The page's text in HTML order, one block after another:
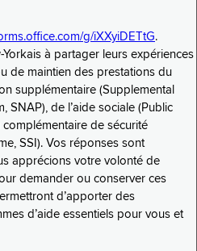
g/iXXyiDETtG.
à partager leurs expériences
de maintien des prestations du
supplémentaire (Supplemental
SNAP), de l’aide sociale (Public
de sécurité
SSI). Vos réponses sont
apprécions votre volonté de
demander ou conserver ces
d’apporter des
d’aide essentiels pour vous et